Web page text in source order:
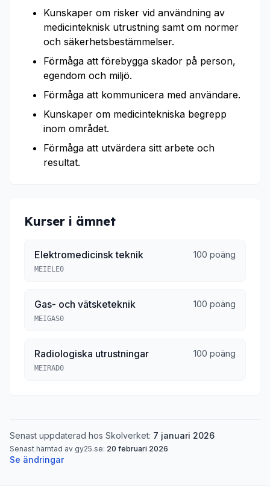
Kunskaper om risker vid användning av
medicinteknisk utrustning samt om normer
och säkerhetsbestämmelser.
Förmåga att förebygga skador på person,
egendom och miljö.
Förmåga att kommunicera med användare.
Kunskaper om medicintekniska begrepp
inom området.
Förmåga att utvärdera sitt arbete och
resultat.
Kurser i ämnet
Elektromedicinsk teknik 100 poäng
MEIELE0
Gas- och vätsketeknik 100 poäng
MEIGAS0
Radiologiska utrustningar 100 poäng
MEIRAD0
Senast uppdaterad hos Skolverket: 7 januari 2026
Senast hämtad av gy25.se: 20 februari 2026
Se ändringar